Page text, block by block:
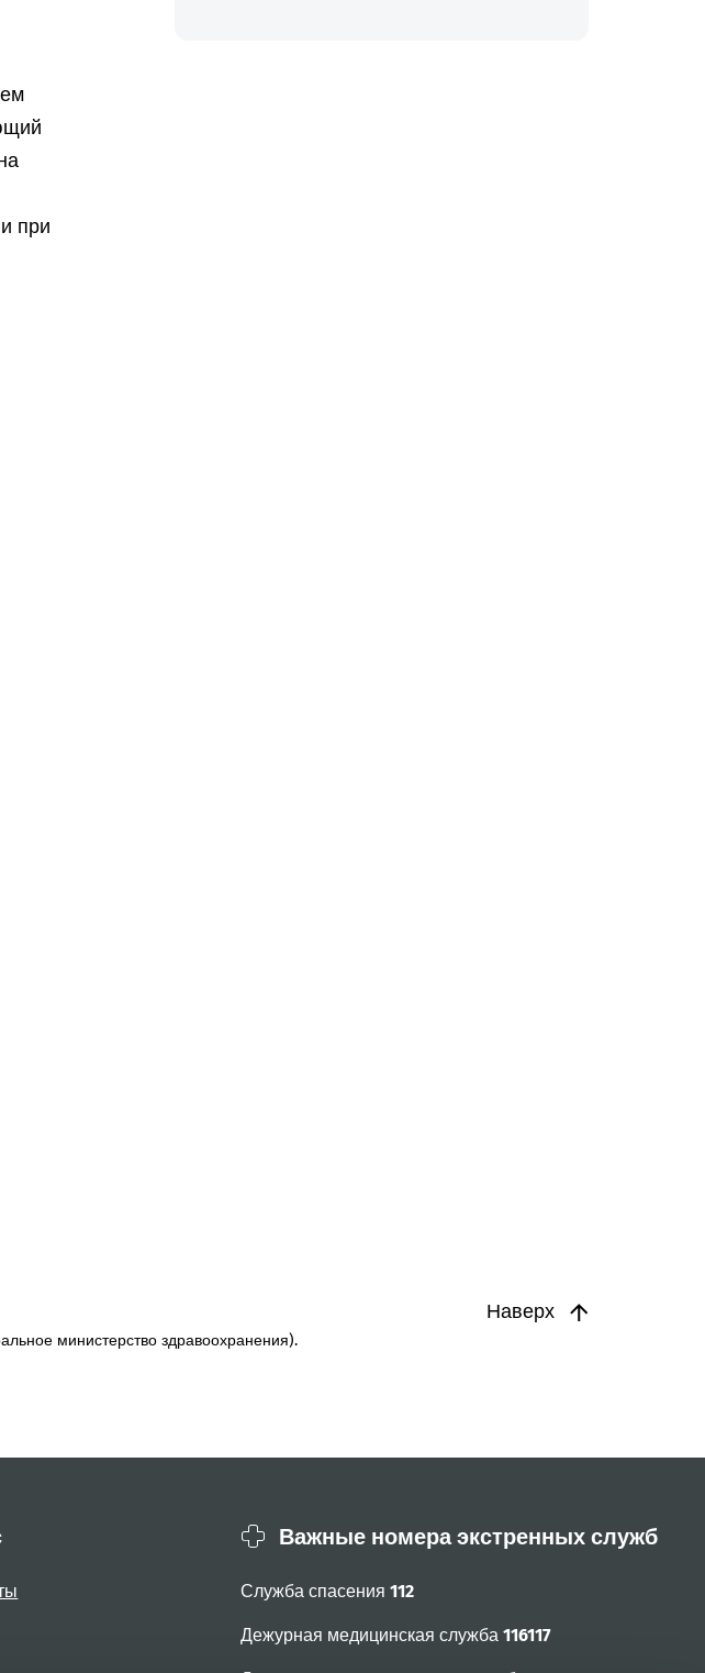
при
Наверх
министерство здравоохранения).
Важные номера экстренных служб
Служба спасения 112
Дежурная медицинская служба 116117